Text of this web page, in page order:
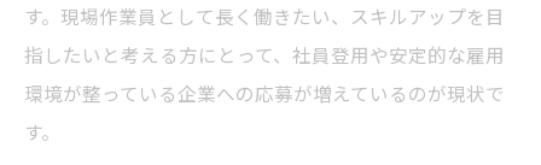
す。現場作業員として長く働きたい、スキルアップを目
指したいと考える方にとって、社員登用や安定的な雇用
環境が整っている企業への応募が増えているのが現状で
す。